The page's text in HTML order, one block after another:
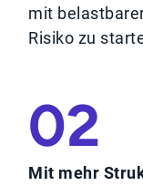
mit
Risiko zu
02
Mit mehr